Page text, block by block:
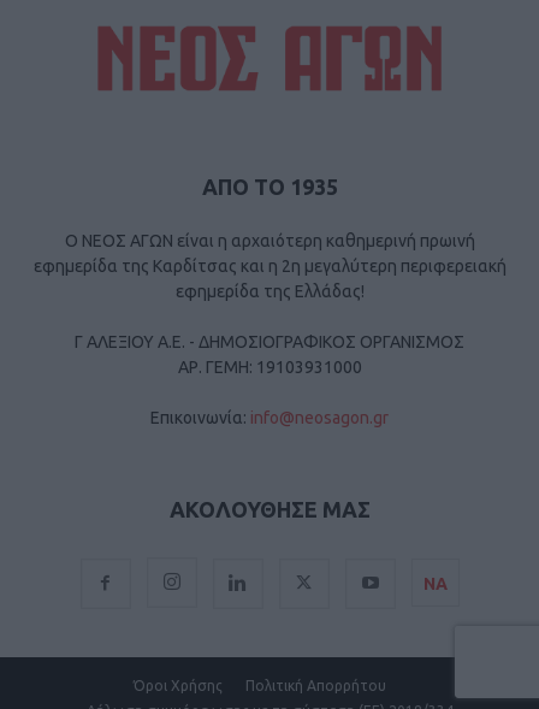
ΑΠΟ ΤΟ 1935
Ο ΝΕΟΣ ΑΓΩΝ είναι η αρχαιότερη καθημερινή πρωινή
εφημερίδα της Καρδίτσας και η 2η μεγαλύτερη περιφερειακή
εφημερίδα της Ελλάδας!
Γ ΑΛΕΞΙΟΥ Α.Ε. - ΔΗΜΟΣΙΟΓΡΑΦΙΚΟΣ ΟΡΓΑΝΙΣΜΟΣ
ΑΡ. ΓΕΜΗ: 19103931000
Επικοινωνία: info@neosagon.gr
ΑΚΟΛΟΥΘΗΣΕ ΜΑΣ
ΝΑ
Όροι Χρήσης
Πολιτική Απορρήτου